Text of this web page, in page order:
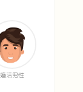
婚活男性